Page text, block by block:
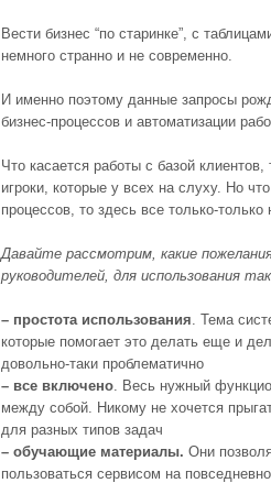
Вести бизнес “по старинке”, с
немного странно и не современно.
И именно поэтому данные запросы
бизнес-процессов и автоматизации
Что касается работы с базой
игроки, которые у всех на слуху. Но
процессов, то здесь все только-только
Давайте рассмотрим, какие
руководителей, для использования
– простота использования . Тема
которые помогает это делать еще и
довольно-таки проблематично
– все включено . Весь нужный
между собой. Никому не хочется
для разных типов задач
– обучающие материалы. Они
пользоваться сервисом на